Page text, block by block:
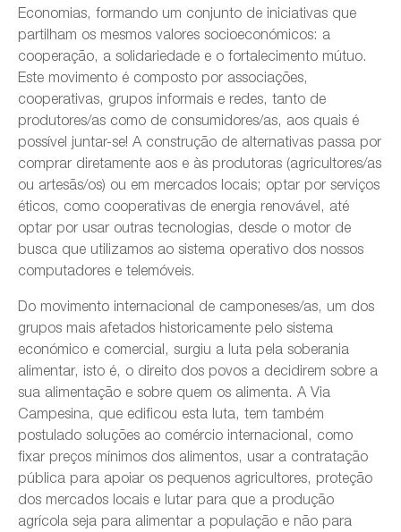
Economias, formando um conjunto de iniciativas que
partilham os mesmos valores socioeconómicos: a
cooperação, a solidariedade e o fortalecimento mútuo.
Este movimento é composto por associações,
cooperativas, grupos informais e redes, tanto de
produtores/as como de consumidores/as, aos quais é
possível juntar-se! A construção de alternativas passa por
comprar diretamente aos e às produtoras (agricultores/as
ou artesãs/os) ou em mercados locais; optar por serviços
éticos, como cooperativas de energia renovável, até
optar por usar outras tecnologias, desde o motor de
busca que utilizamos ao sistema operativo dos nossos
computadores e telemóveis.
Do movimento internacional de camponeses/as, um dos
grupos mais afetados historicamente pelo sistema
económico e comercial, surgiu a luta pela soberania
alimentar, isto é, o direito dos povos a decidirem sobre a
sua alimentação e sobre quem os alimenta. A Via
Campesina, que edificou esta luta, tem também
postulado soluções ao comércio internacional, como
fixar preços mínimos dos alimentos, usar a contratação
pública para apoiar os pequenos agricultores, proteção
dos mercados locais e lutar para que a produção
agrícola seja para alimentar a população e não para